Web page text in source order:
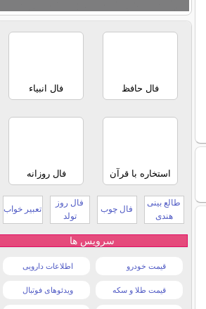
فال حافظ فال انبیاء
استخاره با قرآن فال روزانه
طالع بینی
هندی
فال چوب
فال روز
تولد
تعبیر خواب
سرویس ها
قیمت خودرو اطلاعات دارویی
قیمت طلا و سکه ویدئوهای فوتبال